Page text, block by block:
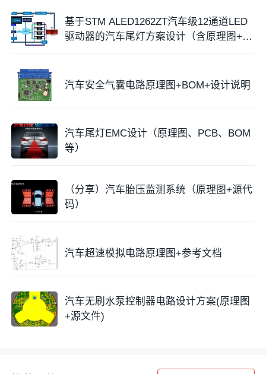
基于STM ALED1262ZT汽车级12通道LED
驱动器的汽车尾灯方案设计（含原理图+方
汽车安全气囊电路原理图+BOM+设计说明
汽车尾灯EMC设计（原理图、PCB、BOM
等）
（分享）汽车胎压监测系统（原理图+源代
码）
汽车超速模拟电路原理图+参考文档
汽车无刷水泵控制器电路设计方案(原理图
+源文件)